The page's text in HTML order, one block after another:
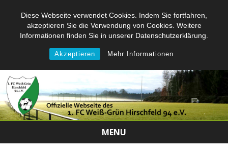
Diese Webseite verwendet Cookies. Indem Sie fortfahren,
akzeptieren Sie die Verwendung von Cookies. Weitere
Informationen finden Sie in unserer Datenschutzerklärung.
Akzeptieren Mehr Informationen
MENU